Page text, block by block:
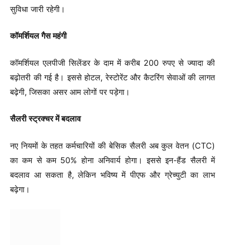
सुविधा जारी रहेगी।
कॉमर्शियल गैस महंगी
कॉमर्शियल एलपीजी सिलेंडर के दाम में करीब 200 रुपए से ज्यादा की
बढ़ोतरी की गई है। इससे होटल, रेस्टोरेंट और कैटरिंग सेवाओं की लागत
बढ़ेगी, जिसका असर आम लोगों पर पड़ेगा।
सैलरी स्ट्रक्चर में बदलाव
नए नियमों के तहत कर्मचारियों की बेसिक सैलरी अब कुल वेतन (CTC)
का कम से कम 50% होना अनिवार्य होगा। इससे इन-हैंड सैलरी में
बदलाव आ सकता है, लेकिन भविष्य में पीएफ और ग्रेच्युटी का लाभ
बढ़ेगा।